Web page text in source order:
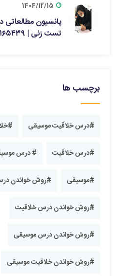
1404/12/15
پانسیون
تست زنی | ۰۹۱۳۲۱۶۵۴۳۹
برچسب ها
#درس خلاقیت موسیقی
#درس خلاقیت # درس
#موسیقی #روش خواندن
#روش خواندن درس خلاقیت
#روش خواندن درس موسیقی
#روش خواندن خلاقیت موسیقی